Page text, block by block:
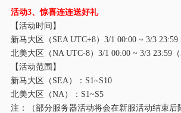
活动3、惊喜连连送好礼
【活动时间】
新马大区（SEA UTC+8） 3/1 00:00 ~ 3/3 23:59
北美大区（NA UTC-8） 3/1 00:00 ~ 3/3 23:59（
【活动范围】
新马大区（SEA）：S1~S10
北美大区（NA）：S1~S5
注：（部分服务器活动将会在新服活动结束后